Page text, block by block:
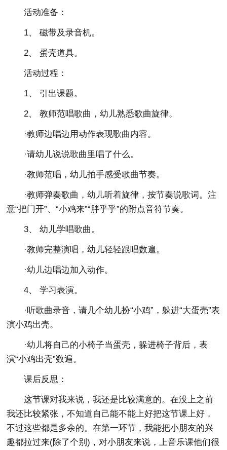
活动准备：
1、 磁带及录音机。
2、 蛋壳道具。
活动过程：
1、 引出课题。
2、 教师范唱歌曲，幼儿熟悉歌曲旋律。
·教师边唱边用动作表现歌曲内容。
·请幼儿说说歌曲里唱了什么。
·教师范唱，幼儿拍手感受歌曲节奏。
·教师弹奏歌曲，幼儿听着旋律，按节奏说歌词。注
意“把门开”、“小鸡来”“胖乎乎”的附点音符节奏。
3、 幼儿学唱歌曲。
·教师完整演唱，幼儿轻轻跟唱数遍。
·幼儿边唱边加入动作。
4、 学习表演。
·听歌曲录音，请几个幼儿扮“小鸡”，躲进“大蛋壳”表
演小鸡出壳。
·幼儿将自己的小椅子当蛋壳，躲进椅子背后，表
演“小鸡出壳”数遍。
课后反思：
这节课对我来说，我还是比较满意的。在没上之前
我还比较紧张，不知道自己能不能上好把这节课上好，
不过这些都是多余的。在第一环节，我能把小朋友的兴
趣都拉过来(除了个别)，对小朋友来说，上音乐课他们很